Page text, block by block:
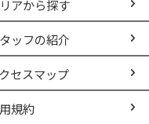
アから探す
ッフの紹介
セスマップ
規約